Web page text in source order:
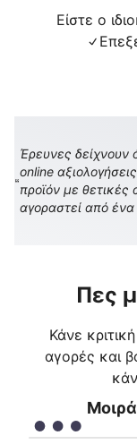
Είστε ο
Έρευνες δείχνουν
online
προϊόν με θετικές
αγοραστεί από ένα
Πες
Κάνε
αγορές και